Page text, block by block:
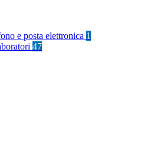
e posta elettronica 1
47